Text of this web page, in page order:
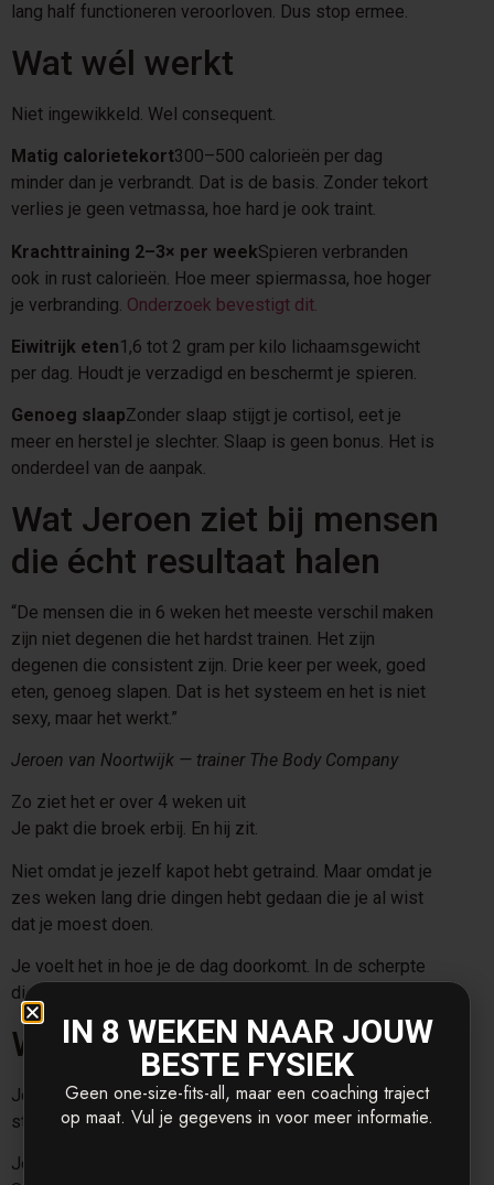
lang half functioneren veroorloven. Dus stop ermee.
Wat wél werkt
Niet ingewikkeld. Wel consequent.
Matig calorietekort300–500 calorieën per dag
minder dan je verbrandt. Dat is de basis. Zonder tekort
verlies je geen vetmassa, hoe hard je ook traint.
Krachttraining 2–3× per weekSpieren verbranden
ook in rust calorieën. Hoe meer spiermassa, hoe hoger
je verbranding. Onderzoek bevestigt dit.
Eiwitrijk eten1,6 tot 2 gram per kilo lichaamsgewicht
per dag. Houdt je verzadigd en beschermt je spieren.
Genoeg slaapZonder slaap stijgt je cortisol, eet je
meer en herstel je slechter. Slaap is geen bonus. Het is
onderdeel van de aanpak.
Wat Jeroen ziet bij mensen
die écht resultaat halen
“De mensen die in 6 weken het meeste verschil maken
zijn niet degenen die het hardst trainen. Het zijn
degenen die consistent zijn. Drie keer per week, goed
eten, genoeg slapen. Dat is het systeem en het is niet
sexy, maar het werkt.”
Jeroen van Noortwijk — trainer The Body Company
Zo ziet het er over 4 weken uit
Je pakt die broek erbij. En hij zit.
Niet omdat je jezelf kapot hebt getraind. Maar omdat je
zes weken lang drie dingen hebt gedaan die je al wist
dat je moest doen.
Je voelt het in hoe je de dag doorkomt. In de scherpte
die ’s middags gewoon nog werkt.
Waar begin je?
Je hebt geen perfect plan nodig. Je hebt een
startdatum nodig en iemand die je verwacht.
Jeroen traint drukke mensen in Bunschoten-
IN 8 WEKEN NAAR JOUW
BESTE FYSIEK
Geen one-size-fits-all, maar een coaching traject
op maat. Vul je gegevens in voor meer informatie.